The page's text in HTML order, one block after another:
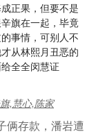
正果，但要不是
旗在一起，毕竟
事情，可别人不
从林熙月丑恶的
全全闵慧证
,慧心,陈家